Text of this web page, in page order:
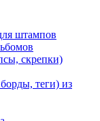
штампов
скрепки)
теги) из